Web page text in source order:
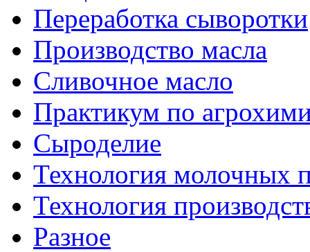
Переработка сыворотки
Производство масла
Сливочное масло
Практикум по
Сыроделие
Технология молочных
Технология
Разное